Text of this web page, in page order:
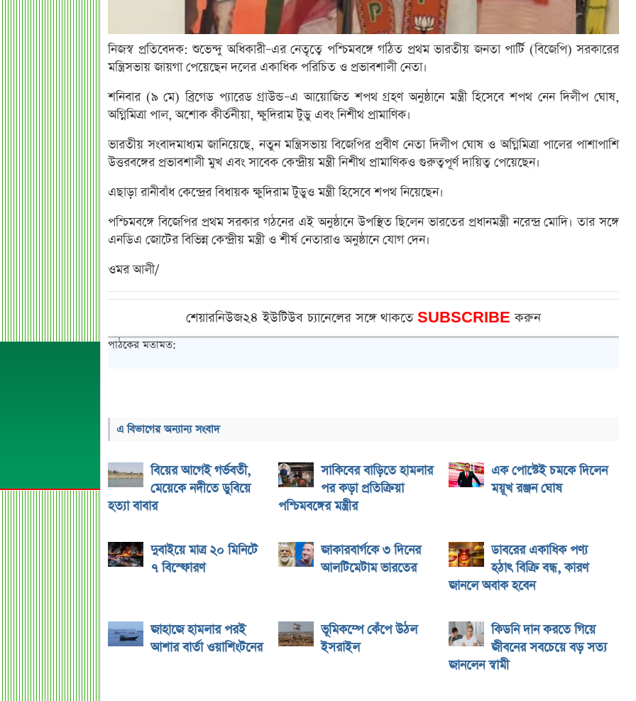
নিজস্ব প্রতিবেদক: শুভেন্দু অধিকারী–এর নেতৃত্বে পশ্চিমবঙ্গে গঠিত প্রথম ভারতীয় জনতা পার্টি (বিজেপি) সরকারের
মন্ত্রিসভায় জায়গা পেয়েছেন দলের একাধিক পরিচিত ও প্রভাবশালী নেতা।
শনিবার (৯ মে) ব্রিগেড প্যারেড গ্রাউন্ড–এ আয়োজিত শপথ গ্রহণ অনুষ্ঠানে মন্ত্রী হিসেবে শপথ নেন দিলীপ ঘোষ,
অগ্নিমিত্রা পাল, অশোক কীর্তনীয়া, ক্ষুদিরাম টুডু এবং নিশীথ প্রামাণিক।
ভারতীয় সংবাদমাধ্যম জানিয়েছে, নতুন মন্ত্রিসভায় বিজেপির প্রবীণ নেতা দিলীপ ঘোষ ও অগ্নিমিত্রা পালের পাশাপাশি
উত্তরবঙ্গের প্রভাবশালী মুখ এবং সাবেক কেন্দ্রীয় মন্ত্রী নিশীথ প্রামাণিকও গুরুত্বপূর্ণ দায়িত্ব পেয়েছেন।
এছাড়া রানীবাঁধ কেন্দ্রের বিধায়ক ক্ষুদিরাম টুডুও মন্ত্রী হিসেবে শপথ নিয়েছেন।
পশ্চিমবঙ্গে বিজেপির প্রথম সরকার গঠনের এই অনুষ্ঠানে উপস্থিত ছিলেন ভারতের প্রধানমন্ত্রী নরেন্দ্র মোদি। তার সঙ্গে
এনডিএ জোটের বিভিন্ন কেন্দ্রীয় মন্ত্রী ও শীর্ষ নেতারাও অনুষ্ঠানে যোগ দেন।
ওমর আলী/
শেয়ারনিউজ২৪ ইউটিউব চ্যানেলের সঙ্গে থাকতে SUBSCRIBEকরুন
পাঠকের মতামত:
এ বিভাগের অন্যান্য সংবাদ
বিয়ের আগেই গর্ভবতী,
মেয়েকে নদীতে ডুবিয়ে
হত্যা বাবার
সাকিবের বাড়িতে হামলার
পর কড়া প্রতিক্রিয়া
পশ্চিমবঙ্গের মন্ত্রীর
এক পোস্টেই চমকে দিলেন
ময়ূখ রঞ্জন ঘোষ
দুবাইয়ে মাত্র ২০ মিনিটে
৭ বিস্ফোরণ
জাকারবার্গকে ৩ দিনের
আলটিমেটাম ভারতের
ডাবরের একাধিক পণ্য
হঠাৎ বিক্রি বন্ধ, কারণ
জানলে অবাক হবেন
জাহাজে হামলার পরই
আশার বার্তা ওয়াশিংটনের
ভূমিকম্পে কেঁপে উঠল
ইসরাইল
কিডনি দান করতে গিয়ে
জীবনের সবচেয়ে বড় সত্য
জানলেন স্বামী